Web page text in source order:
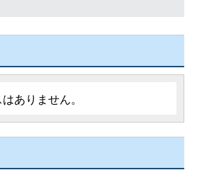
ありません。